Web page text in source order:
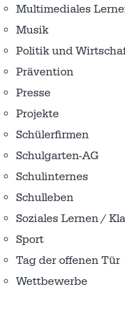
Multimediales
Musik
Politik und
Prävention
Presse
Projekte
Schülerfirmen
Schulgarten-AG
Schulinternes
Schulleben
Soziales Lernen /
Sport
Tag der offenen Tür
Wettbewerbe